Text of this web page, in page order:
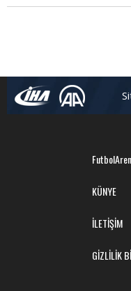
KÜNYE
İLETİŞİM
GİZLİLİK